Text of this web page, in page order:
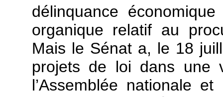
délinquance
organique relatif au
Mais le Sénat a, le 18
projets de loi dans une
l’Assemblée nationale